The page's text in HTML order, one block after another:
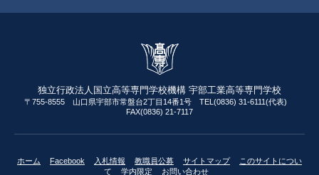
独立行政法人国立高等専門学校機構 宇部工業高等専門学校
〒755-8555 山口県宇部市常盤台2丁目14番1号 TEL(0836) 31-6111(代表)
FAX(0836) 21-7117
ホーム Facebook 入札情報 教職員公募 サイトマップ
このサイトについ
て
学内限定 お問い合わせ